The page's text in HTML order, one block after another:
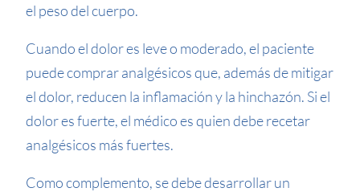
el peso del cuerpo.
Cuando el dolor es leve o moderado, el paciente
puede comprar analgésicos que, además de mitigar
el dolor, reducen la inflamación y la hinchazón. Si el
dolor es fuerte, el médico es quien debe recetar
analgésicos más fuertes.
Como complemento, se debe desarrollar un